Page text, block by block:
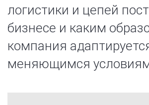
логистики и цепей
бизнесе и каким
компания
меняющимся